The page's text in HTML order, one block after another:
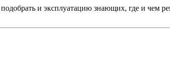
и эксплуатацию знающих, где и чем